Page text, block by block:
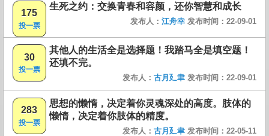
175
投一票
生死之约：交换青春和容颜，还你智慧和成长
发布人： 江舟幸 发布时间：22-09-01
30
投一票
其他人的生活全是选择题！我踏马全是填空题！
还填不完。
发布人： 古月廴聿 发布时间：22-09-01
283
投一票
思想的懒惰，决定着你灵魂深处的高度。肢体的
懒惰，决定着你肢体的精度。
发布人： 古月廴聿 发布时间：22-05-11